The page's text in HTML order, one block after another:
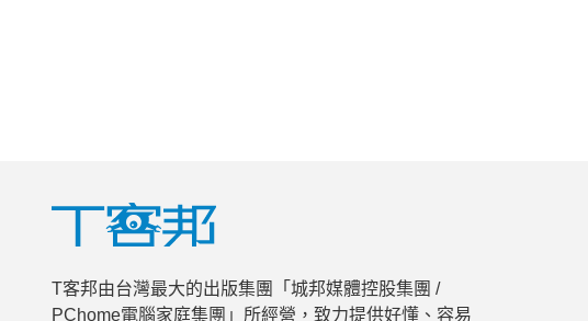
T客邦由台灣最大的出版集團「城邦媒體控股集團 /
PChome電腦家庭集團」所經營，致力提供好懂、容易